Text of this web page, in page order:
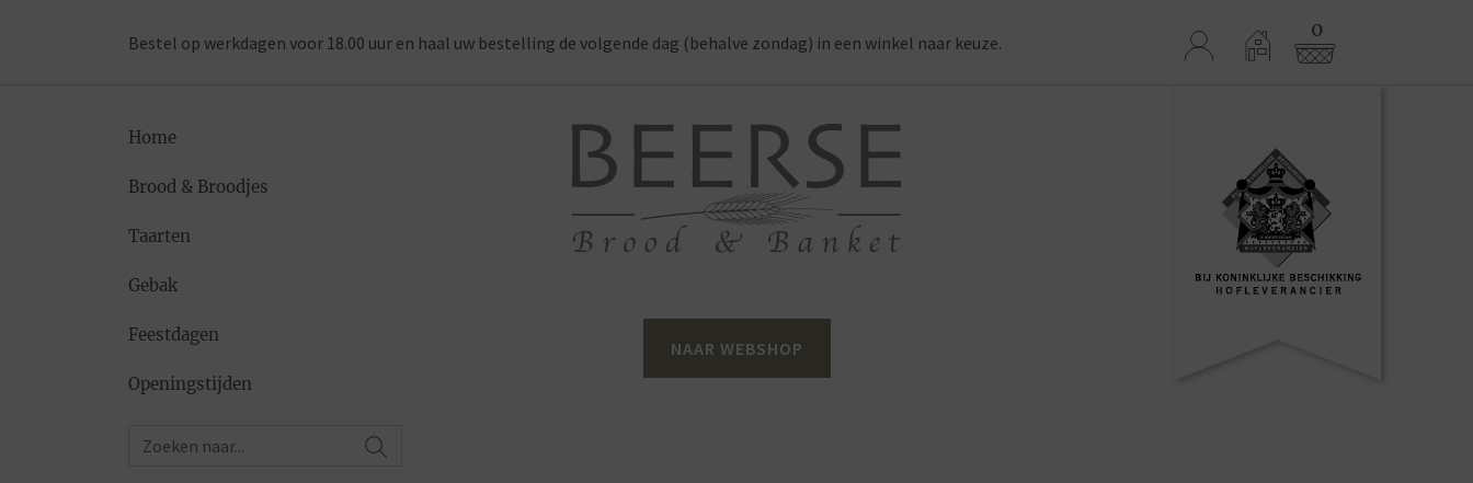
Bestel op werkdagen voor 18.00 uur en haal uw bestelling de volgende dag (behalve zondag) in een winkel naar keuze.
0
Home
Brood & Broodjes
Taarten
Gebak
Feestdagen
Openingstijden
NAAR WEBSHOP